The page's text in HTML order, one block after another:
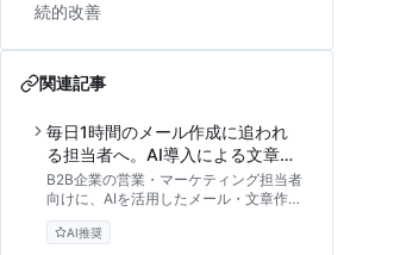
続的改善
関連記事
毎日1時間のメール作成に追われ
る担当者へ。AI導入による文章作
成コストの劇的な変化と実践アプ
ローチ
B2B企業の営業・マーケティング担当者
向けに、AIを活用したメール・文章作成
の効率化アプローチを紐解きます。検証
環境での実測データに基づく工数削減の
AI推奨